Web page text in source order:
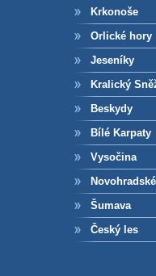
Krkonoše
Orlické hory
Jeseníky
Kralický
Beskydy
Bílé Karpaty
Vysočina
Šumava
Český les